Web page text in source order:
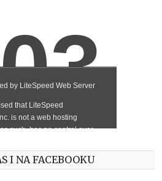
I NA FACEBOOKU